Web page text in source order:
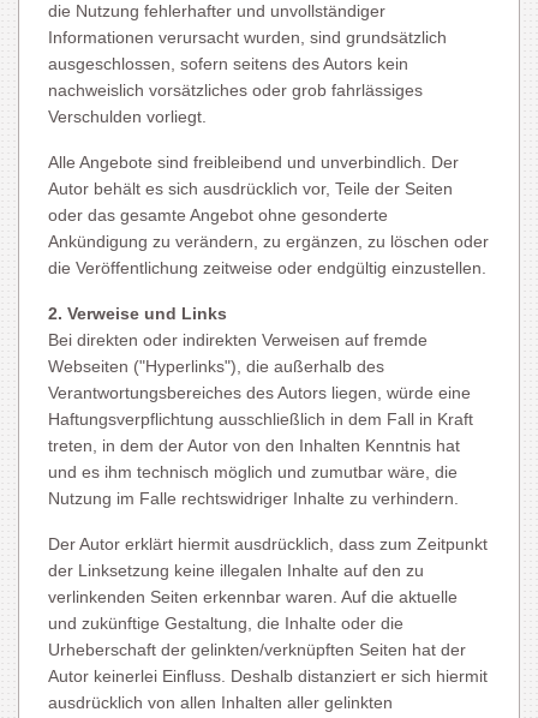
die Nutzung fehlerhafter und unvollständiger
Informationen verursacht wurden, sind grundsätzlich
ausgeschlossen, sofern seitens des Autors kein
nachweislich vorsätzliches oder grob fahrlässiges
Verschulden vorliegt.
Alle Angebote sind freibleibend und unverbindlich. Der
Autor behält es sich ausdrücklich vor, Teile der Seiten
oder das gesamte Angebot ohne gesonderte
Ankündigung zu verändern, zu ergänzen, zu löschen oder
die Veröffentlichung zeitweise oder endgültig einzustellen.
2. Verweise und Links
Bei direkten oder indirekten Verweisen auf fremde
Webseiten ("Hyperlinks"), die außerhalb des
Verantwortungsbereiches des Autors liegen, würde eine
Haftungsverpflichtung ausschließlich in dem Fall in Kraft
treten, in dem der Autor von den Inhalten Kenntnis hat
und es ihm technisch möglich und zumutbar wäre, die
Nutzung im Falle rechtswidriger Inhalte zu verhindern.
Der Autor erklärt hiermit ausdrücklich, dass zum Zeitpunkt
der Linksetzung keine illegalen Inhalte auf den zu
verlinkenden Seiten erkennbar waren. Auf die aktuelle
und zukünftige Gestaltung, die Inhalte oder die
Urheberschaft der gelinkten/verknüpften Seiten hat der
Autor keinerlei Einfluss. Deshalb distanziert er sich hiermit
ausdrücklich von allen Inhalten aller gelinkten